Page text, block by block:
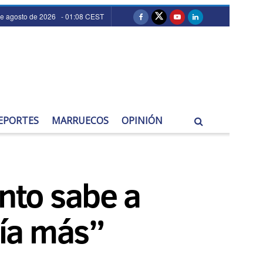
agosto de 2026 - 01:08 CEST
MARRUECOS OPINIÓN
sabe a
más”